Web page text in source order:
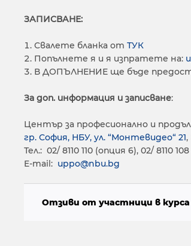
ЗАПИСВАНЕ:
Свалете бланка от ТУК
Попълнете я и я изпратете на:
В ДОПЪЛНЕНИЕ ще бъде
За доп. информация и записване:
Център за професионално и
гр. София, НБУ, ул. “Монтевидео“ 21,
Тел.: 02/ 8110 110 (опция 6), 02/ 8110 108
E-mail: uppo@nbu.bg
Отзиви от участници в курса